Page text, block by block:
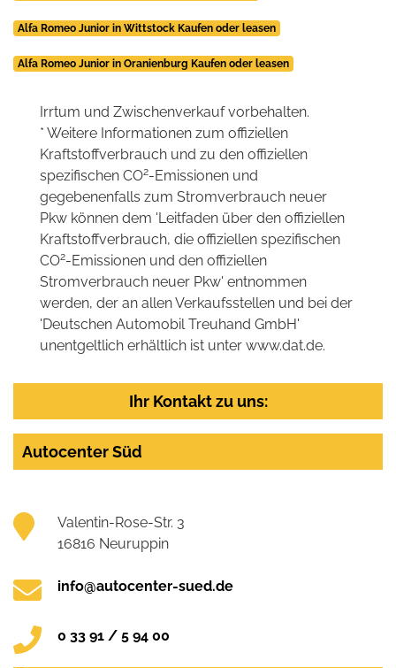
Alfa Romeo Junior in Wittstock Kaufen oder leasen
Alfa Romeo Junior in Oranienburg Kaufen oder leasen
Irrtum und Zwischenverkauf vorbehalten.
* Weitere Informationen zum offiziellen
Kraftstoffverbrauch und zu den offiziellen
spezifischen CO2-Emissionen und
gegebenenfalls zum Stromverbrauch neuer
Pkw können dem 'Leitfaden über den offiziellen
Kraftstoffverbrauch, die offiziellen spezifischen
CO2-Emissionen und den offiziellen
Stromverbrauch neuer Pkw' entnommen
werden, der an allen Verkaufsstellen und bei der
'Deutschen Automobil Treuhand GmbH'
unentgeltlich erhältlich ist unter www.dat.de.
Ihr Kontakt zu uns:
Autocenter Süd
Valentin-Rose-Str. 3
16816 Neuruppin
info@autocenter-sued.de
0 33 91 / 5 94 00